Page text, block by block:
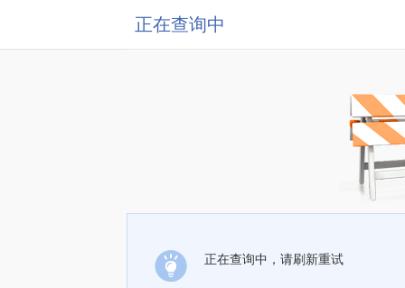
正在查询中
正在查询中，请刷新重试